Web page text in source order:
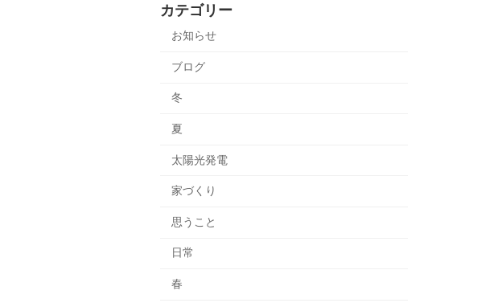
カテゴリー
お知らせ
ブログ
冬
夏
太陽光発電
家づくり
思うこと
日常
春